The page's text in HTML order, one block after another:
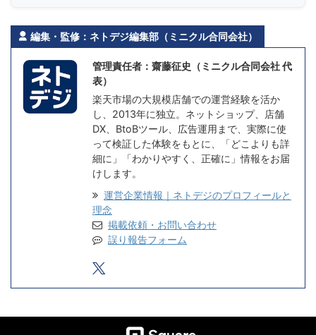
編集・監修：ネトデジ編集部（ミニクル合同会社）
管理責任者：齋藤征史（ミニクル合同会社 代
表）
楽天市場の大規模店舗での運営経験を活か
し、2013年に独立。ネットショップ、店舗
DX、BtoBツール、広告運用まで、実際に使
って検証した体験をもとに、「どこよりも詳
細に」「わかりやすく、正確に」情報をお届
けします。
運営企業情報｜ネトデジのプロフィールと
理念
掲載依頼・お問い合わせ
誤り報告フォーム